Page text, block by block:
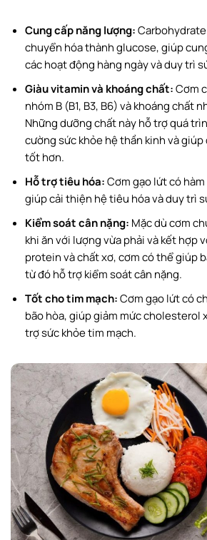
Cung cấp năng lượng:
chuyển hóa thành glucose, giúp
các hoạt động hàng ngày và duy trì
Giàu vitamin và khoáng chất:Cơm
nhóm B (B1, B3, B6) và khoáng chất
Những dưỡng chất này hỗ trợ quá
cường sức khỏe hệ thần kinh và
tốt hơn.
Hỗ trợ tiêu hóa:Cơm gạo lứt có
giúp cải thiện hệ tiêu hóa và duy trì
Kiểm soát cân nặng: Mặc dù cơm
khi ăn với lượng vừa phải và kết hợp
protein và chất xơ, cơm có thể giúp
từ đó hỗ trợ kiểm soát cân nặng.
Tốt cho tim mạch:Cơm gạo lứt có
bão hòa, giúp giảm mức cholesterol
trợ sức khỏe tim mạch.